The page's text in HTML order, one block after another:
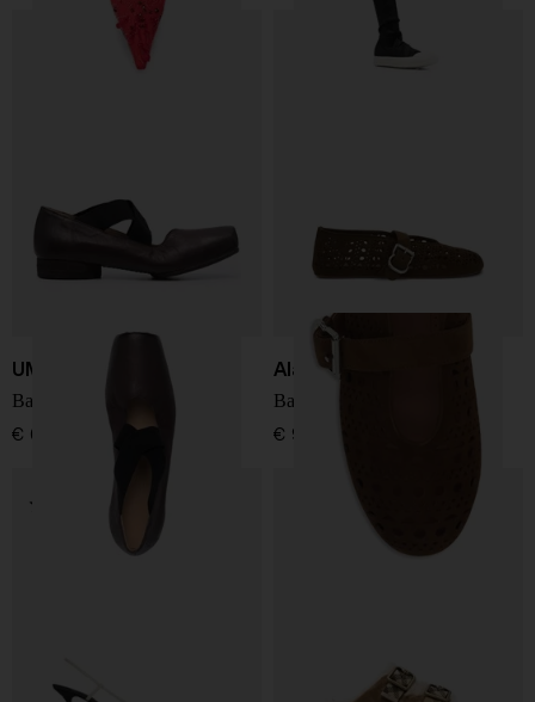
UMA WANG
Ballerine in pelle
€ 690,00
Alaïa
Ballerine in pelle Vienne
€ 950,00